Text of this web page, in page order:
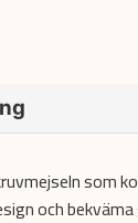
som
och